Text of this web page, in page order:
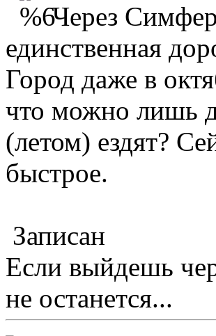
Через
единственная
Город даже в
что можно лишь
(летом) ездят?
быстрое.
Записан
Если выйдешь
не останется...